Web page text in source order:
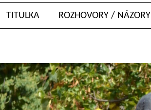
TITULKA ROZHOVORY / NÁZORY